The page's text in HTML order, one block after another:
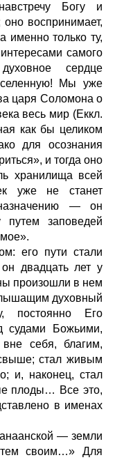
Богу и
воспринимает,
именно только ту,
самого
сердце
Мы уже
царя Соломона о
весь мир (Еккл.
как бы целиком
для осознания
и тогда оно
хранилища всей
уже не станет
— он
путем заповедей
его пути стали
двадцать лет у
произошли в нем
духовный
постоянно Его
судами Божьими,
себя, благим,
стал живым
и, наконец, стал
плоды… Все это,
в именах
— земли
своим…» Для